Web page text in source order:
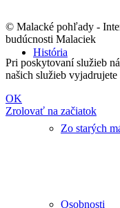
História
Zo starých
Osobnosti
© Malacké pohľady -
budúcnosti Malaciek
Pri poskytovaní služieb
našich služieb
OK
Zrolovať na začiatok